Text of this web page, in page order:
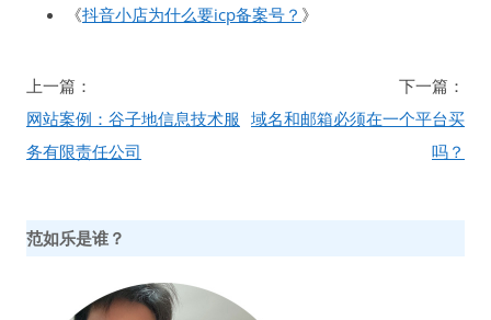
《抖音小店为什么要icp备案号？ 》
文
章
导
上一篇：
网站案例：谷子地信息技术服
务有限责任公司
下一篇：
域名和邮箱必须在一个平台买
吗？
范如乐是谁？